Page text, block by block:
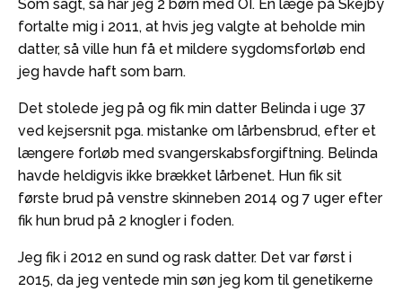
Som sagt, så har jeg 2 børn med OI. En læge på Skejby
fortalte mig i 2011, at hvis jeg valgte at beholde min
datter, så ville hun få et mildere sygdomsforløb end
jeg havde haft som barn.
Det stolede jeg på og fik min datter Belinda i uge 37
ved kejsersnit pga. mistanke om lårbensbrud, efter et
længere forløb med svangerskabsforgiftning. Belinda
havde heldigvis ikke brækket lårbenet. Hun fik sit
første brud på venstre skinneben 2014 og 7 uger efter
fik hun brud på 2 knogler i foden.
Jeg fik i 2012 en sund og rask datter. Det var først i
2015, da jeg ventede min søn jeg kom til genetikerne